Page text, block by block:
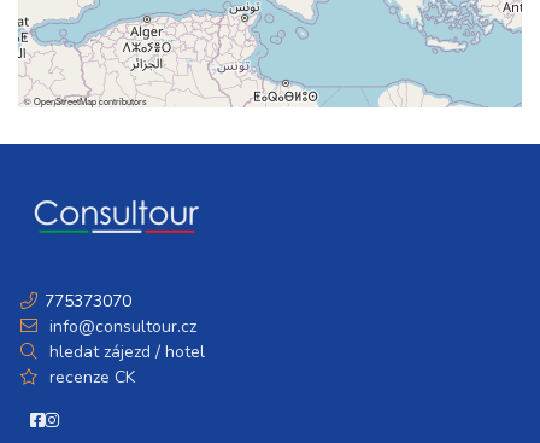
©OpenStreetMapcontributors
775373070
info@consultour.cz
hledat zájezd / hotel
recenze CK